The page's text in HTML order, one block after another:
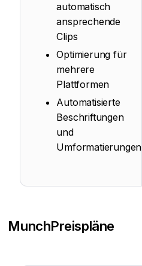
automatisch
ansprechende
Clips
Optimierung für
mehrere
Plattformen
Automatisierte
Beschriftungen
und
Umformatierungen
MunchPreispläne